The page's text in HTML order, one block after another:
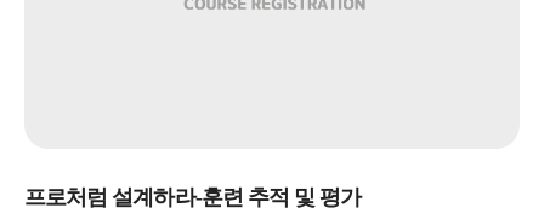
프로처럼 설계하라-훈련 추적 및 평가